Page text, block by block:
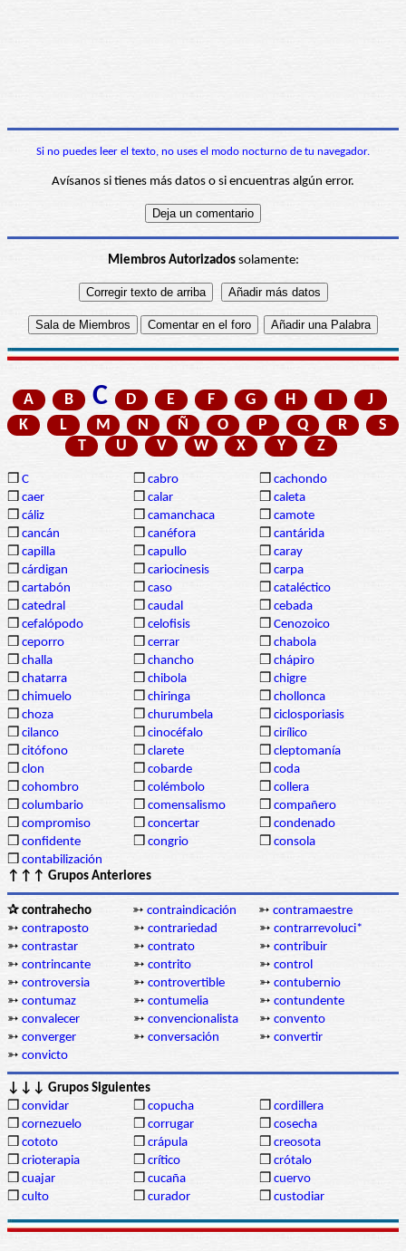
Si no puedes leer el texto, no uses el modo nocturno de tu navegador.
Avísanos si tienes más datos o si encuentras algún error.
Miembros Autorizadossolamente:
A B C D E F G H I
J
K
L M N Ñ O P Q R
S
T
U V W X Y Z
❒ C ❒ cabro ❒ cachondo
❒ caer ❒ calar ❒ caleta
❒ cáliz ❒ camanchaca ❒ camote
❒ cancán ❒ canéfora ❒ cantárida
❒ capilla ❒ capullo ❒ caray
❒ cárdigan ❒ cariocinesis ❒ carpa
❒ cartabón ❒ caso ❒ cataléctico
❒ catedral ❒ caudal ❒ cebada
❒ cefalópodo ❒ celofisis ❒ Cenozoico
❒ ceporro ❒ cerrar ❒ chabola
❒ challa ❒ chancho ❒ chápiro
❒ chatarra ❒ chibola ❒ chigre
❒ chimuelo ❒ chiringa ❒ chollonca
❒ choza ❒ churumbela ❒ ciclosporiasis
❒ cilanco ❒ cinocéfalo ❒ cirílico
❒ citófono ❒ clarete ❒ cleptomanía
❒ clon ❒ cobarde ❒ coda
❒ cohombro ❒ colémbolo ❒ collera
❒ columbario ❒ comensalismo ❒ compañero
❒ compromiso ❒ concertar ❒ condenado
❒ confidente ❒ congrio ❒ consola
❒ contabilización
↑↑↑ Grupos Anteriores
✰ contrahecho ➳ contraindicación ➳ contramaestre
➳ contraposto ➳ contrariedad ➳ contrarrevoluci*
➳ contrastar ➳ contrato ➳ contribuir
➳ contrincante ➳ contrito ➳ control
➳ controversia ➳ controvertible ➳ contubernio
➳ contumaz ➳ contumelia ➳ contundente
➳ convalecer ➳ convencionalista ➳ convento
➳ converger ➳ conversación ➳ convertir
➳ convicto
↓↓↓ Grupos Siguientes
❒ convidar ❒ copucha ❒ cordillera
❒ cornezuelo ❒ corrugar ❒ cosecha
❒ cototo ❒ crápula ❒ creosota
❒ crioterapia ❒ crítico ❒ crótalo
❒ cuajar ❒ cucaña ❒ cuervo
❒ culto ❒ curador ❒ custodiar